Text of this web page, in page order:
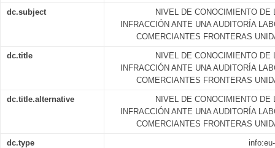
dc.subject
NIVEL DE CONOCIMIENTO DE
INFRACCIÓN ANTE UNA AUDITORÍA
COMERCIANTES FRONTERAS
dc.title
NIVEL DE CONOCIMIENTO DE
INFRACCIÓN ANTE UNA AUDITORÍA
COMERCIANTES FRONTERAS
dc.title.alternative
NIVEL DE CONOCIMIENTO DE
INFRACCIÓN ANTE UNA AUDITORÍA
COMERCIANTES FRONTERAS
dc.type